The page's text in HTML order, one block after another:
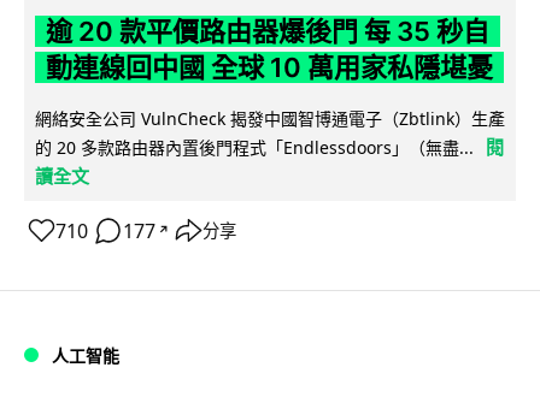
逾 20 款平價路由器爆後門 每 35 秒自
動連線回中國 全球 10 萬用家私隱堪憂
網絡安全公司 VulnCheck 揭發中國智博通電子（Zbtlink）生產
的 20 多款路由器內置後門程式「Endlessdoors」（無盡...
閱
讀全文
710 177 ↗ 分享
人工智能